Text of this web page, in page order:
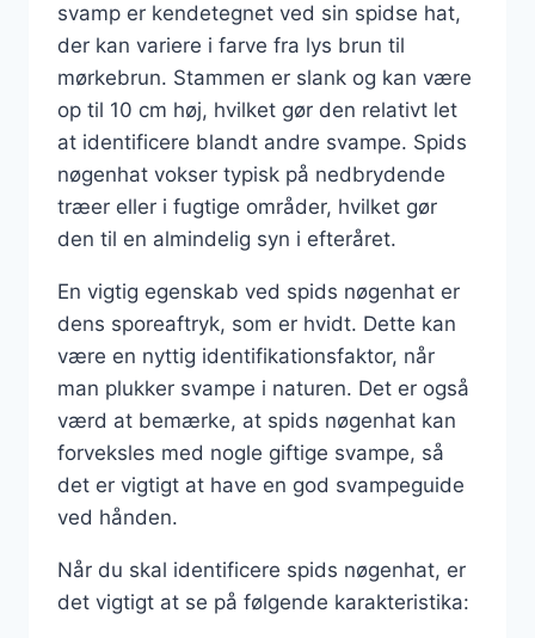
svamp er kendetegnet ved sin spidse hat,
der kan variere i farve fra lys brun til
mørkebrun. Stammen er slank og kan være
op til 10 cm høj, hvilket gør den relativt let
at identificere blandt andre svampe. Spids
nøgenhat vokser typisk på nedbrydende
træer eller i fugtige områder, hvilket gør
den til en almindelig syn i efteråret.
En vigtig egenskab ved spids nøgenhat er
dens sporeaftryk, som er hvidt. Dette kan
være en nyttig identifikationsfaktor, når
man plukker svampe i naturen. Det er også
værd at bemærke, at spids nøgenhat kan
forveksles med nogle giftige svampe, så
det er vigtigt at have en god svampeguide
ved hånden.
Når du skal identificere spids nøgenhat, er
det vigtigt at se på følgende karakteristika: